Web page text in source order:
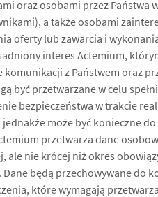
oraz osobami przez
a także osobami
oferty lub zawarcia i
interes Actemium,
komunikacji z Państwem oraz
być przetwarzane w celu
bezpieczeństwa w trakcie
może być konieczne
przetwarza dane
ale nie krócej niż okres
będą przechowywane do
które wymagają